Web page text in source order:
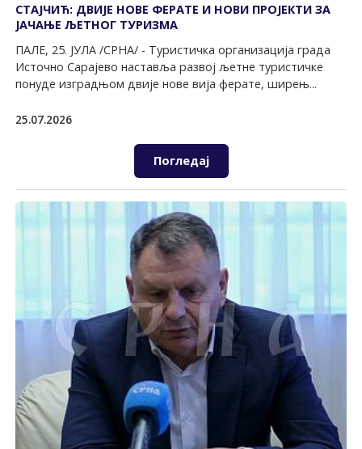
СТАЈЧИЋ: ДВИЈЕ НОВЕ ФЕРАТЕ И НОВИ ПРОЈЕКТИ ЗА
ЈАЧАЊЕ ЉЕТНОГ ТУРИЗМА
ПАЛЕ, 25. ЈУЛА /СРНА/ - Туристичка организација града
Источно Сарајево наставља развој љетне туристичке
понуде изградњом двије нове вија ферате, ширењ...
25.07.2026
Погледај